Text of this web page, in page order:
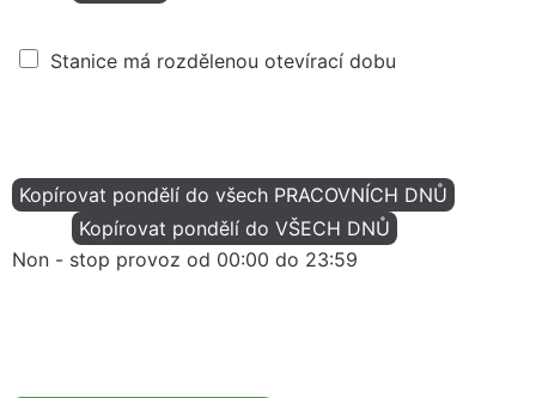
Stanice má rozdělenou otevírací dobu
Kopírovat pondělí do všech PRACOVNÍCH DNŮ
Kopírovat pondělí do VŠECH DNŮ
Non - stop provoz od 00:00 do 23:59